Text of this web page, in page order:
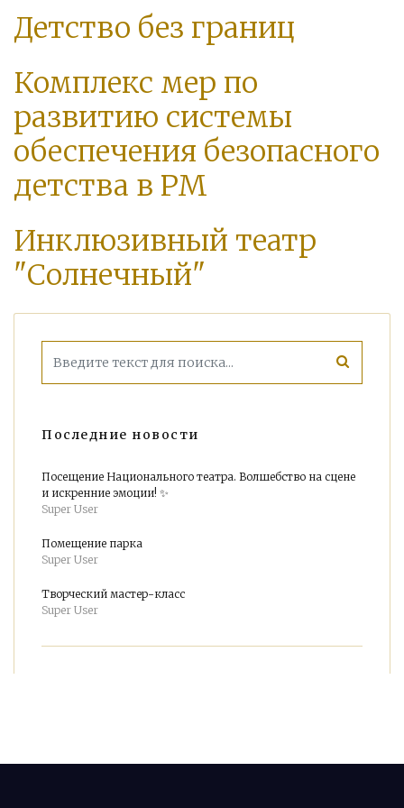
Детство без границ
Комплекс мер по
развитию системы
обеспечения безопасного
детства в РМ
Инклюзивный театр
"Солнечный"
Последние новости
Посещение Национального театра. Волшебство на сцене
и искренние эмоции! ✨
Super User
Помещение парка
Super User
Творческий мастер-класс
Super User